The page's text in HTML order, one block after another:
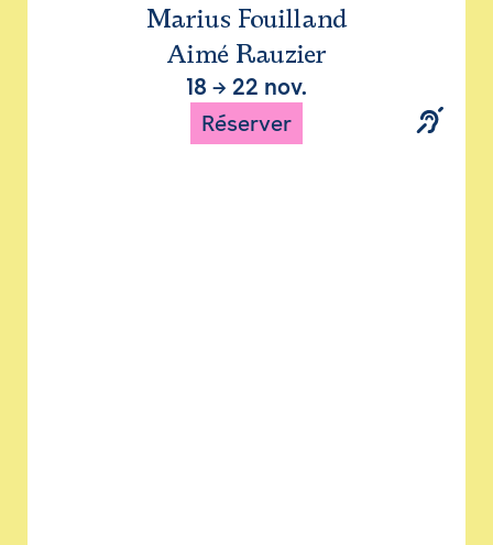
Marius Fouilland
Aimé Rauzier
18 → 22 nov.
Réserver